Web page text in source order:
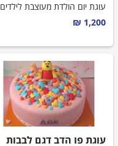
עוגת יום הולדת מעוצבת לילדים
1,200 ₪
עוגת פו הדב דגם לבבות